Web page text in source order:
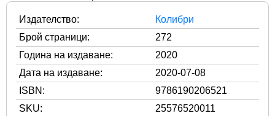
Издателство:
Колибри
Брой страници:
272
Година на издаване:
2020
Дата на издаване:
2020-07-08
ISBN:
9786190206521
SKU:
25576520011